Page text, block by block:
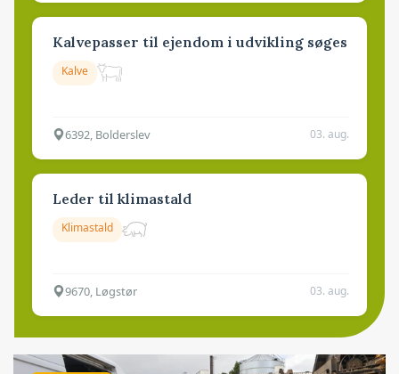
Kalvepasser til ejendom i udvikling søges
Kalve
6392, Bolderslev 03. aug.
Leder til klimastald
Klimastald
9670, Løgstør 03. aug.